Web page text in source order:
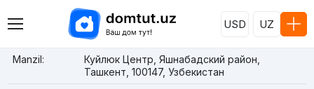
USD UZ
Manzil:
Куйлюк Центр, Яшнабадский район,
Ташкент, 100147, Узбекистан